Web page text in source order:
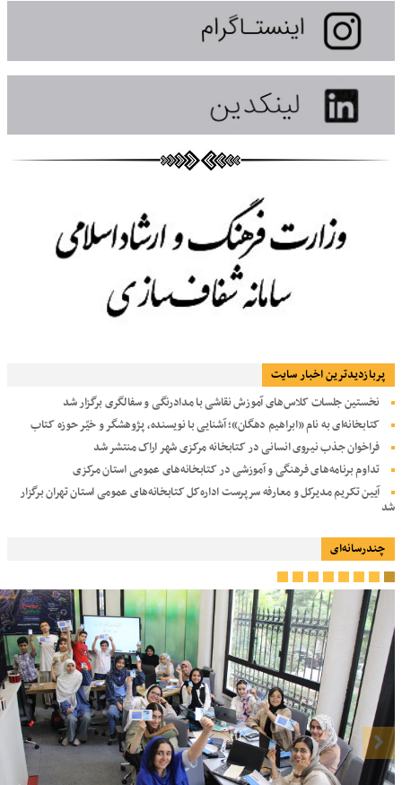
پربازديدترين اخبار سایت
نخستین جلسات کلاس‌های آموزش نقاشی با مدادرنگی و سفالگری برگزار شد
کتابخانه‌ای به نام «ابراهیم دهگان»؛ آشنایی با نویسنده، پژوهشگر و خیّر حوزه کتاب
فراخوان جذب نیروی انسانی در کتابخانه مرکزی شهر اراک منتشر شد
تداوم برنامه‌های فرهنگی و آموزشی در کتابخانه‌های عمومی استان مرکزی
آیین تکریم مدیرکل و معارفه سرپرست اداره‌کل کتابخانه‌های عمومی استان تهران برگزار
شد
چندرسانه‌ای